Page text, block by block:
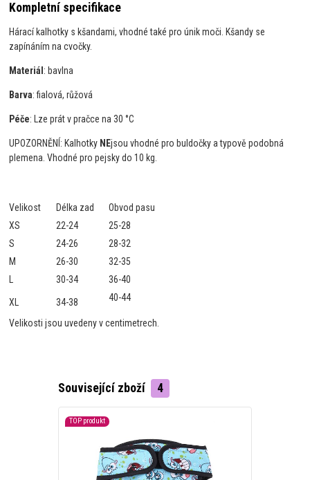
Kompletní specifikace
Hárací kalhotky s kšandami, vhodné také pro únik moči. Kšandy se
zapínáním na cvočky.
Materiál : bavlna
Barva: fialová, růžová
Péče: Lze prát v pračce na 30 °C
UPOZORNĚNÍ: Kalhotky NEjsou vhodné pro buldočky a typově podobná
plemena. Vhodné pro pejsky do 10 kg.
Velikost Délka zad
Obvod pasu
XS
22-24
25-28
S
24-26
28-32
M
26-30
32-35
L
30-34 36-40
XL 34-38 40-44
Velikosti jsou uvedeny v centimetrech.
Související zboží 4
TOP produkt